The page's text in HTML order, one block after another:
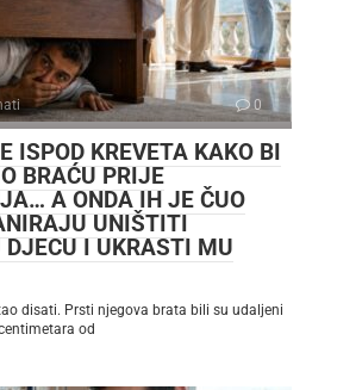
0
ISPOD KREVETA KAKO BI
BRAĆU PRIJE
A ONDA IH JE ČUO
UNIŠTITI
DJECU I UKRASTI MU
disati. Prsti njegova brata bili su udaljeni
od